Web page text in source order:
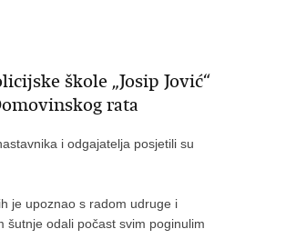
škole „Josip Jović“
rata
i odgajatelja posjetili su
je upoznao s radom udruge i
šutnje odali počast svim poginulim